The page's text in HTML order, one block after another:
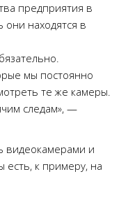
предприятия в
находятся в
мы постоянно
те же камеры.
следам», —
видеокамерами и
есть, к примеру, на